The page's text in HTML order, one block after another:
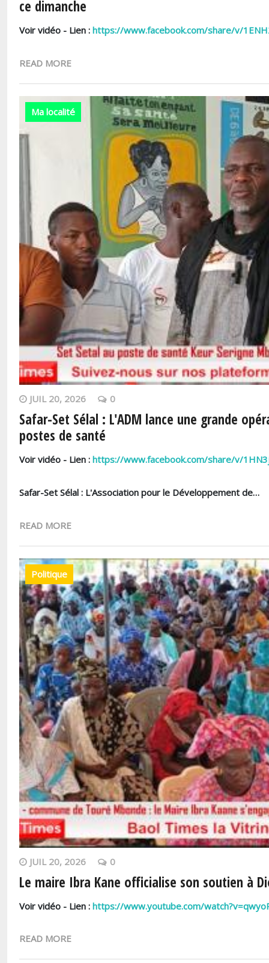
ce dimanche
Voir vidéo - Lien : https://www.facebook.com/share/v/
READ MORE
Ma localité
JUIL 20, 2026 0
Safar-Set Sélal : L'ADM lance une grande
postes de santé
Voir vidéo - Lien : https://www.facebook.com/share/v/
Safar-Set Sélal : L'Association pour le Développement de…
READ MORE
Politique
JUIL 20, 2026 0
Le maire Ibra Kane officialise son soutien à
Voir vidéo - Lien : https://www.youtube.com/
READ MORE